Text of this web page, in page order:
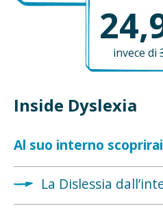
invece di
Inside Dyslexia
Al suo interno
La Dislessia